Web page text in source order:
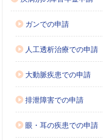
ガンでの申請
人工透析治療での申請
大動脈疾患での申請
排泄障害での申請
眼・耳の疾患での申請